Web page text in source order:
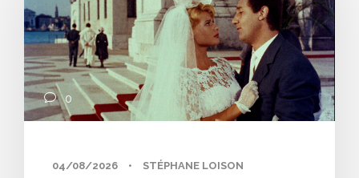
0
04/08/2026 • STÉPHANE LOISON